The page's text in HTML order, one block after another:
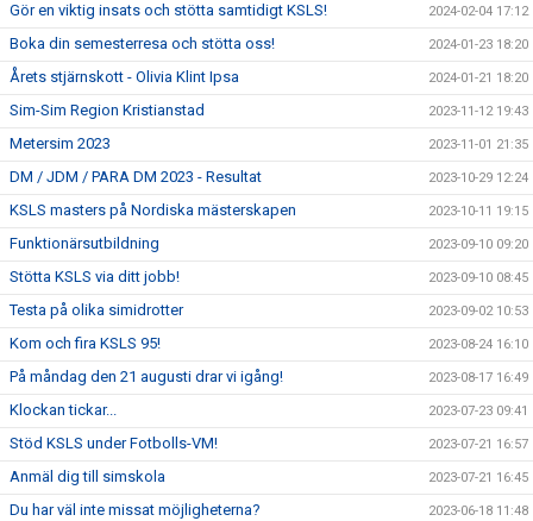
Gör en viktig insats och stötta samtidigt KSLS! 2024-02-04 17:12
Boka din semesterresa och stötta oss! 2024-01-23 18:20
Årets stjärnskott - Olivia Klint Ipsa 2024-01-21 18:20
Sim-Sim Region Kristianstad 2023-11-12 19:43
Metersim 2023 2023-11-01 21:35
DM / JDM / PARA DM 2023 - Resultat 2023-10-29 12:24
KSLS masters på Nordiska mästerskapen 2023-10-11 19:15
Funktionärsutbildning 2023-09-10 09:20
Stötta KSLS via ditt jobb! 2023-09-10 08:45
Testa på olika simidrotter 2023-09-02 10:53
Kom och fira KSLS 95! 2023-08-24 16:10
På måndag den 21 augusti drar vi igång! 2023-08-17 16:49
Klockan tickar... 2023-07-23 09:41
Stöd KSLS under Fotbolls-VM! 2023-07-21 16:57
Anmäl dig till simskola 2023-07-21 16:45
Du har väl inte missat möjligheterna? 2023-06-18 11:48